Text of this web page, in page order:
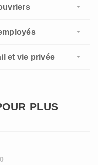
et vie privée
PLUS